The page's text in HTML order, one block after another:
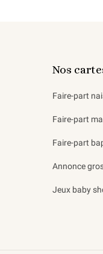
Nos
Faire-part
Faire-part
Faire-part
Annonce
Jeux baby